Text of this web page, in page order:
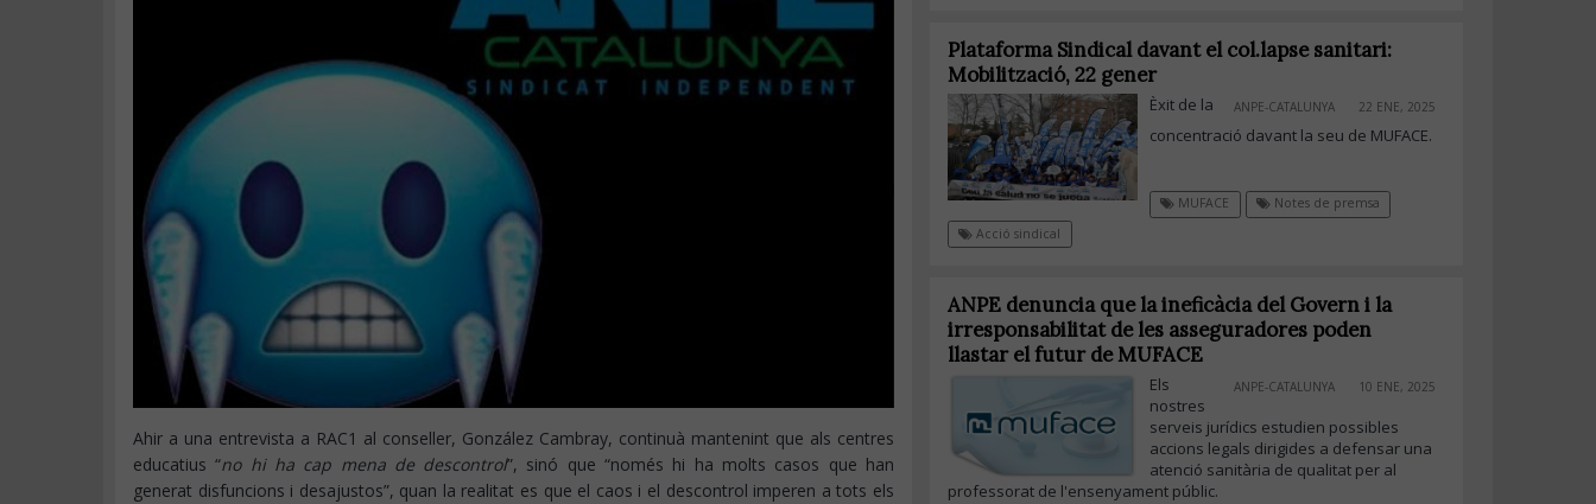
Ahir a una entrevista a RAC1 al conseller, González Cambray, continuà mantenint que als centres
educatius “no hi ha cap mena de descontrol”, sinó que “només hi ha molts casos que han
generat disfuncions i desajustos”, quan la realitat es que el caos i el descontrol imperen a tots els
Plataforma Sindical davant el col.lapse sanitari:
Mobilització, 22 gener
ANPE-CATALUNYA 22 ENE, 2025
Èxit de la
concentració davant la seu de MUFACE.
MUFACE
Notes de premsa
Acció sindical
ANPE denuncia que la ineficàcia del Govern i la
irresponsabilitat de les asseguradores poden
llastar el futur de MUFACE
ANPE-CATALUNYA 10 ENE, 2025
Els
nostres
serveis jurídics estudien possibles
accions legals dirigides a defensar una
atenció sanitària de qualitat per al
professorat de l'ensenyament públic.